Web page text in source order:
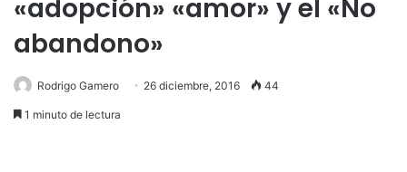
«adopción» «amor» y el «No
abandono»
Rodrigo Gamero 26 diciembre, 2016 44
1 minuto de lectura